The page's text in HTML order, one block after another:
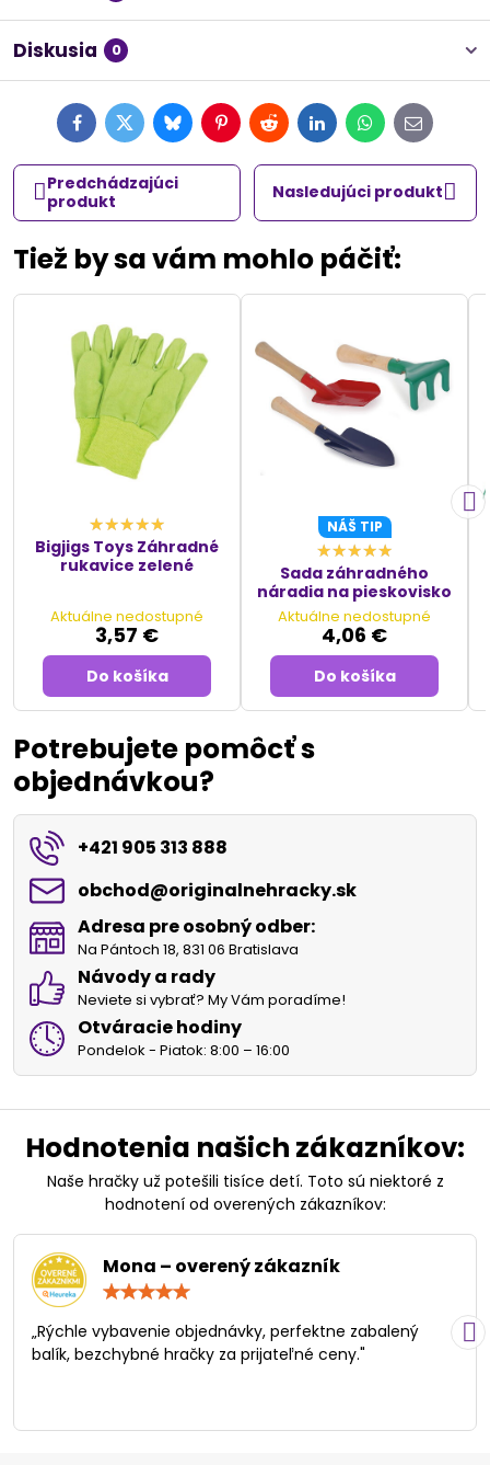
Diskusia 0
FacebookTwitterBlueskyPinterestRedditLinkedInWhatsApp
E-
mail
Predchádzajúci
produkt
Nasledujúci produkt
Tiež by sa vám mohlo páčiť:
Bigjigs Toys Záhradné
rukavice zelené
Aktuálne nedostupné
3,57 €
Do košíka
NÁŠ TIP
Sada záhradného
náradia na pieskovisko
Aktuálne nedostupné
4,06 €
Do košíka
Potrebujete pomôcť s
objednávkou?
+421 905 313 888
obchod​@originalnehracky​.sk
Adresa pre osobný odber:
Na Pántoch 18, 831 06 Bratislava
Návody a rady
Neviete si vybrať? My Vám poradíme!
Otváracie hodiny
Pondelok - Piatok: 8:00 – 16:00
Hodnotenia našich zákazníkov:
Naše hračky už potešili tisíce detí. Toto sú niektoré z
hodnotení od overených zákazníkov:
Mona – overený zákazník
/
5
„Rýchle vybavenie objednávky, perfektne zabalený
balík, bezchybné hračky za prijateľné ceny."